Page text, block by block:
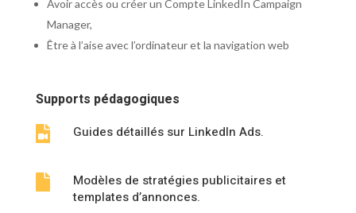
Avoir accès ou créer un Compte LinkedIn Campaign
Manager,
Être à l’aise avec l’ordinateur et la navigation web
Supports pédagogiques

Guides détaillés sur LinkedIn Ads.

Modèles de stratégies publicitaires et
templates d’annonces.